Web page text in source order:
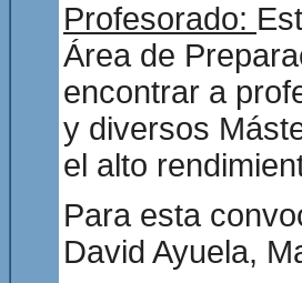
Profesorado:
Área de
encontrar a
y diversos
el alto
Para esta
David Ayuela,